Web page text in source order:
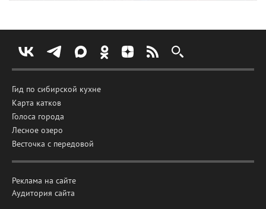
Гид по сибирской кухне
Карта катков
Голоса города
Лесное озеро
Весточка с передовой
Реклама на сайте
Аудитория сайта